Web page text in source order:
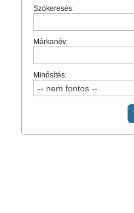
Szókeresés:
Márkanév:
Minősítés: